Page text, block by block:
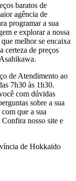
baratos de
agência de
programar a sua
e explorar a nossa
melhor se encaixa
certeza de preços
de Atendimento ao
7h30 às 1h30.
com dúvidas
sobre a sua
que a sua
nosso site e
de Hokkaido